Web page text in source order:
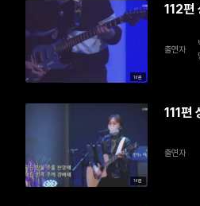
16분
112편
출연자
16분
111편
출연자